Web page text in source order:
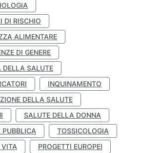
DI RISCHIO
ALIMENTARE
DI GENERE
DELLA SALUTE
INQUINAMENTO
DELLA SALUTE
SALUTE DELLA DONNA
PUBBLICA
TOSSICOLOGIA
PROGETTI EUROPEI